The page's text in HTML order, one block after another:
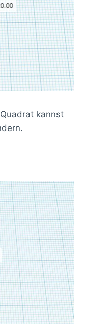
kannst